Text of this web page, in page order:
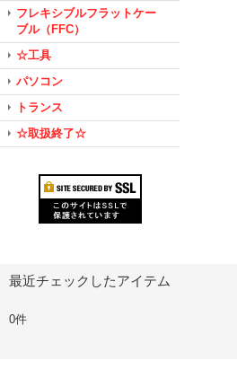
フレキシブルフラットケー
ブル（FFC）
☆工具
パソコン
トランス
☆取扱終了☆
最近チェックしたアイテム
0件